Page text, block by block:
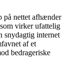
på nettet afhænder
virker ufattelig
snydagtig internet
af et
bedrageriske